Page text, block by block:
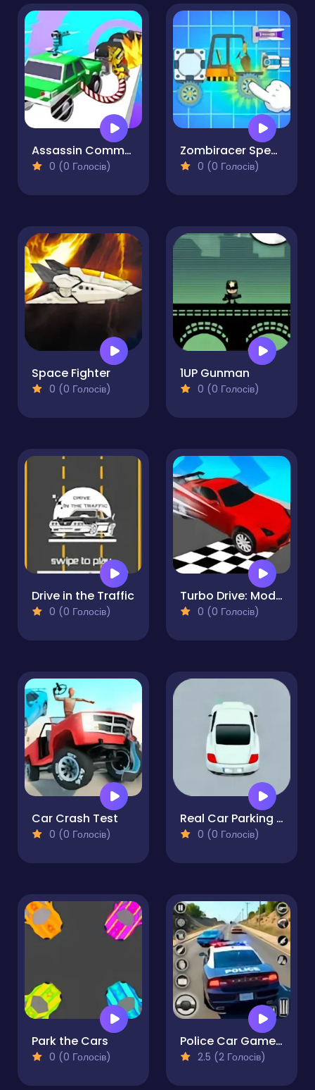
Assassin Commando Car Driving
0 (0 Голосів)
Zombiracer Speed On Earth
0 (0 Голосів)
Space Fighter
0 (0 Голосів)
1UP Gunman
0 (0 Голосів)
Drive in the Traffic
0 (0 Голосів)
Turbo Drive: Mode Blitz
0 (0 Голосів)
Car Crash Test
0 (0 Голосів)
Real Car Parking 3D
0 (0 Голосів)
Park the Cars
0 (0 Голосів)
Police Car Games - Police Game
2.5 (2 Голосів)